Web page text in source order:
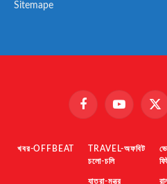
Sitemape
FacebookYouTube X
খবর-OFFBEAT
TRAVEL-অফবিট
চলো-চলি
যাত্রা-মন্ত্র